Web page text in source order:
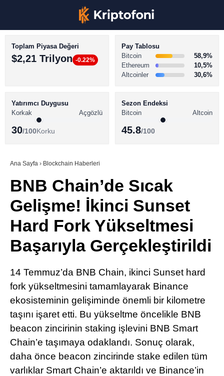
Youtube
TikTok
BİTCOİN HABERLERİ
ALTCOİN HABERLERİ
SÖZLÜK
Toplam Piyasa Değeri
$2,21 Trilyon -0.22%
Pay Tablosu
Bitcoin
58,9%
Ethereum
10,5%
Altcoinler
30,6%
Yatırımcı Duygusu
Korkak
Açgözlü
30/100Korku
Sezon Endeksi
Bitcoin
Altcoin
45.8/100
Ana Sayfa › Blockchain Haberleri
BNB Chain’de Sıcak
Gelişme! İkinci Sunset
Hard Fork Yükseltmesi
Başarıyla Gerçekleştirildi
14 Temmuz’da BNB Chain, ikinci Sunset hard
fork yükseltmesini tamamlayarak Binance
ekosisteminin gelişiminde önemli bir kilometre
taşını işaret etti. Bu yükseltme öncelikle BNB
beacon zincirinin staking işlevini BNB Smart
Chain’e taşımaya odaklandı. Sonuç olarak,
daha önce beacon zincirinde stake edilen tüm
varlıklar Smart Chain’e aktarıldı ve Binance’in